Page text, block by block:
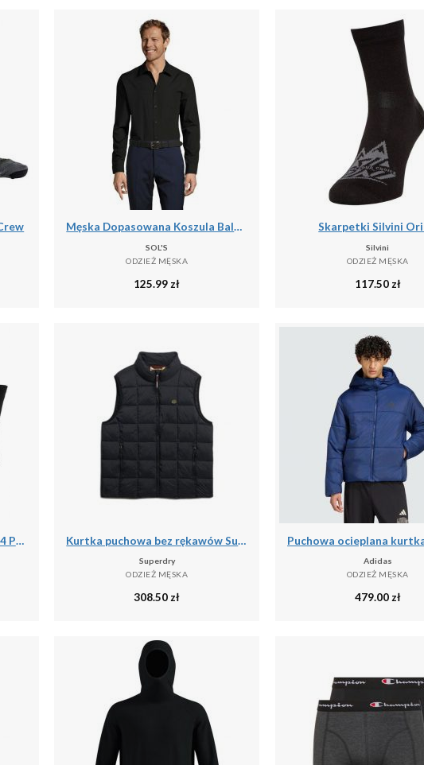
Męska Dopasowana Koszula Baltimore
SOL'S
ODZIEŻ MĘSKA
125.99 zł
Skarpetki Silvini
Silvini
ODZIEŻ MĘSKA
117.50 zł
Męskie Skarpety Termiczne - 4 Pary - Czarne Kurtka puchowa bez rękawów Superdry Fuji Lite
Superdry
ODZIEŻ MĘSKA
308.50 zł
Adidas
ODZIEŻ MĘSKA
479.00 zł